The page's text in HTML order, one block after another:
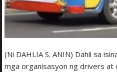
(Ni DAHLIA S. ANIN) Dahil sa
mga organisasyon ng drivers